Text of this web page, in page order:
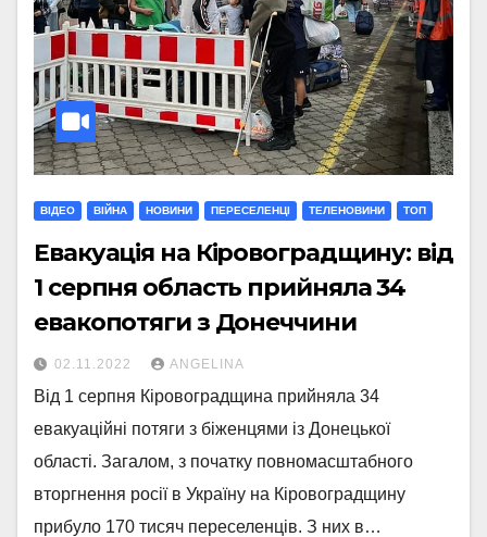
ВІДЕО ВІЙНА НОВИНИ ПЕРЕСЕЛЕНЦІ ТЕЛЕНОВИНИ ТОП
Евакуація на Кіровоградщину: від
1 серпня область прийняла 34
евакопотяги з Донеччини
02.11.2022 ANGELINA
Від 1 серпня Кіровоградщина прийняла 34
евакуаційні потяги з біженцями із Донецької
області. Загалом, з початку повномасштабного
вторгнення росії в Україну на Кіровоградщину
прибуло 170 тисяч переселенців. З них в…